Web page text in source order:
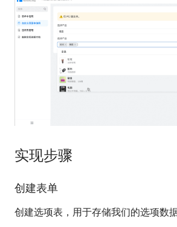
实现步骤
创建表单
创建选项表，用于存储我们的选项数据